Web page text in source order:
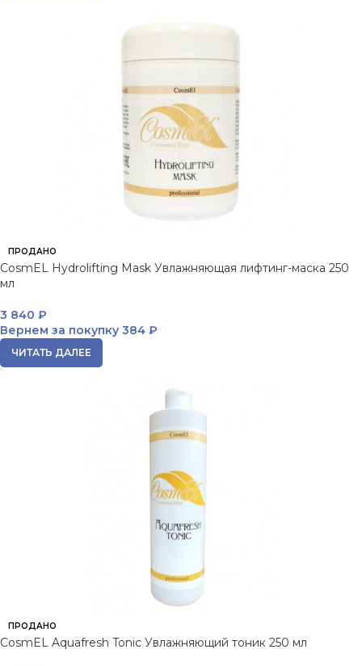
ПРОДАНО
CosmEL Hydrolifting Mask Увлажняющая лифтинг-маска 250
мл
3 840 ₽
Вернем за покупку 384 ₽
ЧИТАТЬ ДАЛЕЕ
ПРОДАНО
CosmEL Aquafresh Tonic Увлажняющий тоник 250 мл